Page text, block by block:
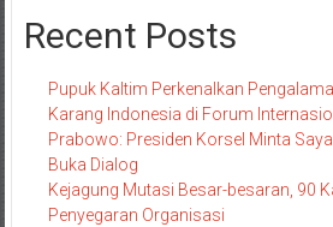
Recent Posts
Pupuk Kaltim Perkenalkan
Karang Indonesia di Forum
Prabowo: Presiden Korsel Minta
Buka Dialog
Kejagung Mutasi Besar-besaran, 90
Penyegaran Organisasi